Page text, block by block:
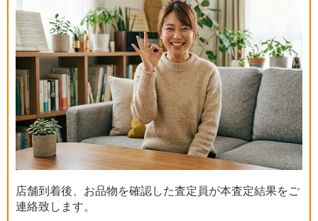
店舗到着後、お品物を確認した査定員が本査定結果をご
連絡致します。